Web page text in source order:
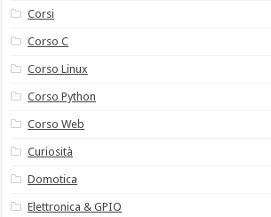
Corsi
Corso C
Corso Linux
Corso Python
Corso Web
Curiosità
Domotica
Elettronica & GPIO